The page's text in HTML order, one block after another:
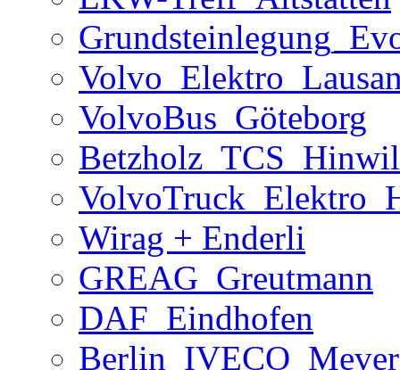
VolvoBus_Göteborg
Wirag + Enderli
GREAG_Greutmann
DAF_Eindhofen